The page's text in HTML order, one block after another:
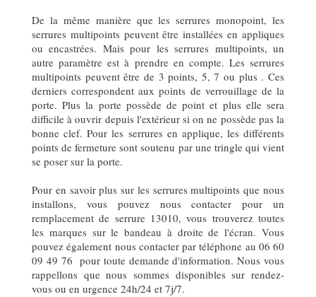
De la même manière que les serrures monopoint, les
serrures multipoints peuvent être installées en appliques
ou encastrées. Mais pour les serrures multipoints, un
autre paramètre est à prendre en compte. Les serrures
multipoints peuvent être de 3 points, 5, 7 ou plus . Ces
derniers correspondent aux points de verrouillage de la
porte. Plus la porte possède de point et plus elle sera
difficile à ouvrir depuis l'extérieur si on ne possède pas la
bonne clef. Pour les serrures en applique, les différents
points de fermeture sont soutenu par une tringle qui vient
se poser sur la porte.
Pour en savoir plus sur les serrures multipoints que nous
installons, vous pouvez nous contacter pour un
remplacement de serrure 13010, vous trouverez toutes
les marques sur le bandeau à droite de l'écran. Vous
pouvez également nous contacter par téléphone au 06 60
09 49 76 pour toute demande d'information. Nous vous
rappellons que nous sommes disponibles sur rendez-
vous ou en urgence 24h/24 et 7j/7.